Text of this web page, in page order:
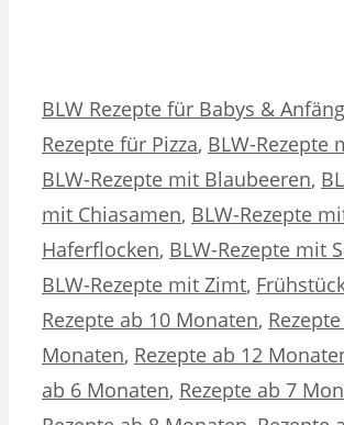
Kategorien
BLW Rezepte für Babys &
Rezepte für Pizza, BLW-Rezepte
BLW-Rezepte mit Blaubeeren,
mit Chiasamen, BLW-Rezepte
Haferflocken, BLW-Rezepte mit
BLW-Rezepte mit Zimt,
Rezepte ab 10 Monaten,
Monaten, Rezepte ab 12
ab 6 Monaten, Rezepte ab 7